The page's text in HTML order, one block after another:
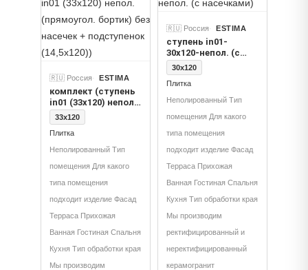
🇷🇺 Россия ESTIMA
комплект (ступень
in01 (33x120) непол.
(прямоугол.
бортик) без насечек
+ подступенок
(14,5x120))
33x120
Плитка
Неполированный Тип
помещения Для какого
типа помещения
подходит изделие Фасад
Терраса Прихожая
Ванная Гостиная Спальня
Кухня Тип обработки края
Мы производим
🇷🇺 Россия ESTIMA
ступень in01-
30x120-непол. (с
насечками)
30x120
Плитка
Неполированный Тип
помещения Для какого
типа помещения
подходит изделие Фасад
Терраса Прихожая
Ванная Гостиная Спальня
Кухня Тип обработки края
Мы производим
ректифицированный и
неректифицированный
керамогранит